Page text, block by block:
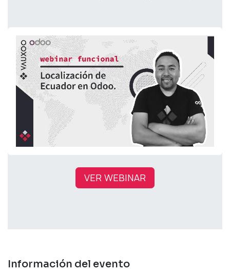
VER WEBINAR
Información del evento